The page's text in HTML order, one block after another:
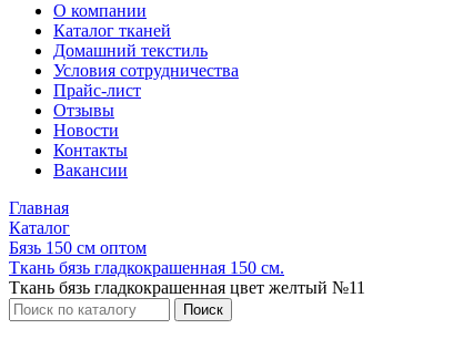
О компании
Каталог тканей
Домашний текстиль
Условия сотрудничества
Прайс-лист
Отзывы
Новости
Контакты
Вакансии
Главная
Каталог
Бязь 150 см оптом
Ткань бязь гладкокрашенная 150 см.
Ткань бязь гладкокрашенная цвет желтый №11
Поиск